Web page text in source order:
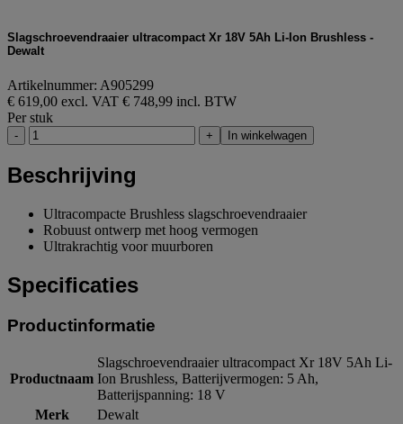
Slagschroevendraaier ultracompact Xr 18V 5Ah Li-Ion Brushless -
Dewalt
Artikelnummer: A905299
€ 619,00 excl. VAT € 748,99 incl. BTW
Per stuk
- + In winkelwagen
Beschrijving
Ultracompacte Brushless slagschroevendraaier
Robuust ontwerp met hoog vermogen
Ultrakrachtig voor muurboren
Specificaties
Productinformatie
Productnaam
Slagschroevendraaier ultracompact Xr 18V 5Ah Li-
Ion Brushless, Batterijvermogen: 5 Ah,
Batterijspanning: 18 V
Merk
Dewalt